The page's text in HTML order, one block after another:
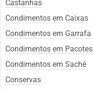
Castanhas
Condimentos em Caixas
Condimentos em Garrafa
Condimentos em Pacotes
Condimentos em Sachê
Conservas